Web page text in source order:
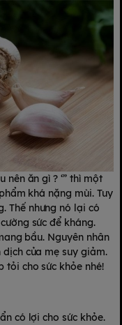
ăn gì ? ‘” thì một
khá nặng mùi. Tuy
Thế nhưng nó lại có
sức để kháng.
bầu. Nguyên nhân
của mẹ suy giảm.
tỏi cho sức khỏe nhé!
có lợi cho sức khỏe.